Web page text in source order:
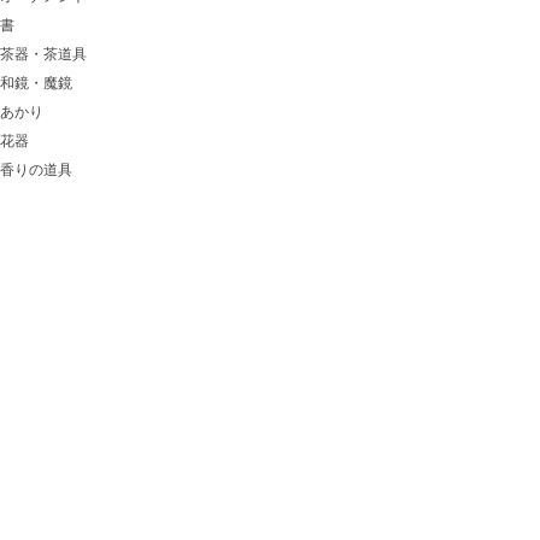
書
茶器・茶道具
和鏡・魔鏡
あかり
花器
香りの道具